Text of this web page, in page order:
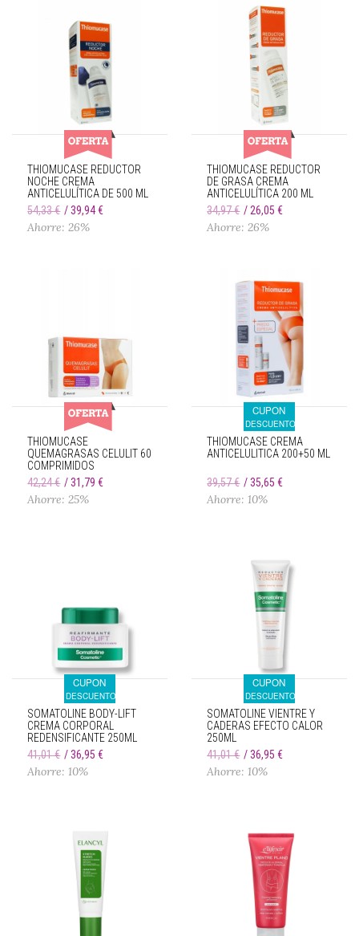
THIOMUCASE REDUCTOR
NOCHE CREMA
ANTICELULÍTICA DE 500 ML
54,33 €
39,94 €
Ahorre: 26%
THIOMUCASE REDUCTOR
DE GRASA CREMA
ANTICELULÍTICA 200 ML
34,97 €
26,05 €
Ahorre: 26%
THIOMUCASE
QUEMAGRASAS CELULIT 60
COMPRIMIDOS
42,24 €
31,79 €
Ahorre: 25%
CUPON
DESCUENTO
THIOMUCASE CREMA
ANTICELULITICA 200+50 ML
39,57 € 35,65 €
Ahorre: 10%
CUPON
DESCUENTO
SOMATOLINE BODY-LIFT
CREMA CORPORAL
REDENSIFICANTE 250ML
41,01 €
36,95 €
Ahorre: 10%
CUPON
DESCUENTO
SOMATOLINE VIENTRE Y
CADERAS EFECTO CALOR
250ML
41,01 €
36,95 €
Ahorre: 10%